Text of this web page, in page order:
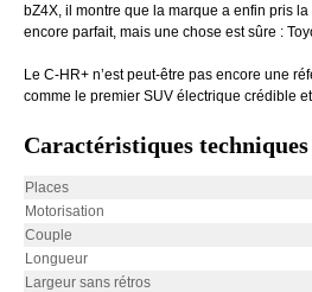
bZ4X, il montre que la marque a enfin pris
encore parfait, mais une chose est sûre :
Le C-HR+ n’est peut-être pas encore une
comme le premier SUV électrique crédible
Caractéristiques
Places
Motorisation
Couple
Longueur
Largeur sans rétros